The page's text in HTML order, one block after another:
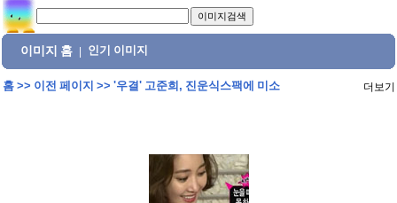
이미지 홈 인기 이미지
홈>> 이전 페이지 >> '우결' 고준희, 진운식스팩에 미소 더보기